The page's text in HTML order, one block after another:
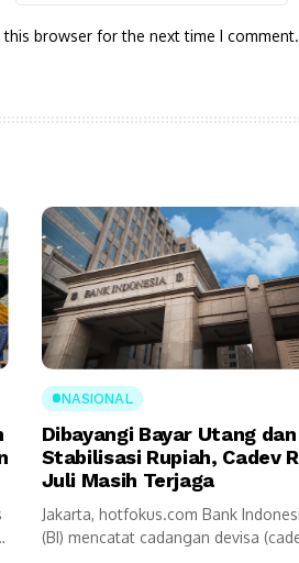
browser for the next time I comment.
NASIONAL
Dibayangi Bayar Utang dan
Stabilisasi Rupiah, Cadev
Juli Masih Terjaga
Jakarta, hotfokus.com Bank
(BI) mencatat cadangan devisa